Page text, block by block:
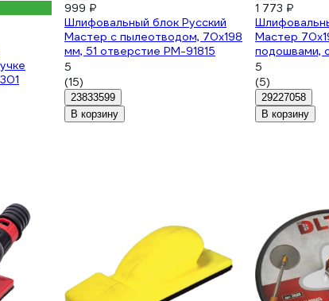
999 ₽
Шлифовальный блок Русский
Мастер с пылеотводом, 70х198
мм, 51 отверстие РМ-91815
5
(15)
23833599
В корзину
1 773 ₽
Мастер
подошвами,
вогнутым и
РМ-381942
5
(5)
29227058
В корзину